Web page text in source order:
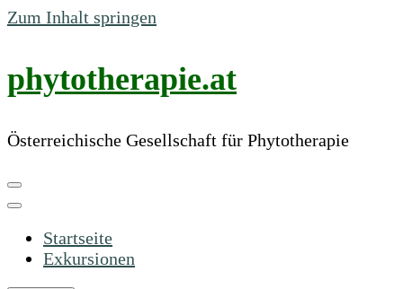
Zum Inhalt springen
phytotherapie.at
Österreichische Gesellschaft für Phytotherapie
Startseite
Exkursionen